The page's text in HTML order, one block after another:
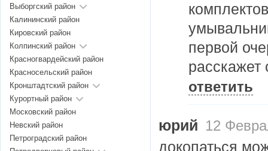
первой
расскажет
ответить
юрий 12
докопаться
Выборгский район
Калининский район
Кировский район
Колпинский район
Красногвардейский район
Красносельский район
Кронштадтский район
Курортный район
Московский район
Невский район
Петроградский район